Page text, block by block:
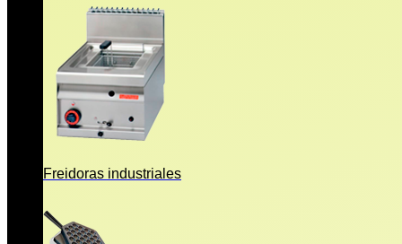
Freidoras industriales